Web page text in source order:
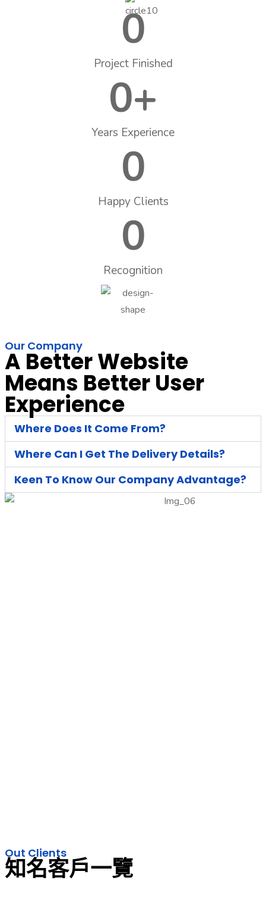
0
Project Finished
0+
Years Experience
0
Happy Clients
0
Recognition
Our Company
A Better Website
Means Better User
Experience
Where Does It Come From?
Where Can I Get The Delivery Details?
Keen To Know Our Company Advantage?
Out Clients
知名客戶一覽